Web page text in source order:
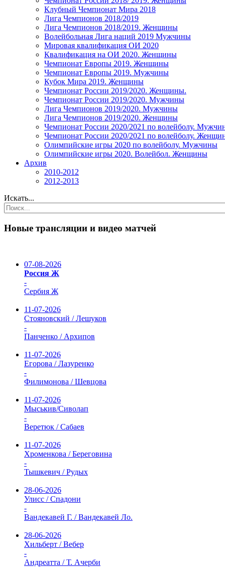
Клубный Чемпионат Мира 2018
Лига Чемпионов 2018/2019
Лига Чемпионов 2018/2019. Женщины
Волейбольная Лига наций 2019 Мужчины
Мировая квалификация ОИ 2020
Квалификация на ОИ 2020. Женщины
Чемпионат Европы 2019. Женщины
Чемпионат Европы 2019. Мужчины
Кубок Мира 2019. Женщины
Чемпионат России 2019/2020. Женщины.
Чемпионат России 2019/2020. Мужчины
Лига Чемпионов 2019/2020. Мужчины
Лига Чемпионов 2019/2020. Женщины
Чемпионат России 2020/2021 по волейболу.
Чемпионат России 2020/2021 по волейболу.
Олимпийские игры 2020 по волейболу. Мужчины
Олимпийские игры 2020. Волейбол. Женщины
Архив
2010-2012
2012-2013
Искать...
Новые трансляции и видео матчей
07-08-2026
Россия Ж
-
Сербия Ж
11-07-2026
Стояновский / Лешуков
-
Панченко / Архипов
11-07-2026
Егорова / Лазуренко
-
Филимонова / Шевцова
11-07-2026
Мыськив/Сиволап
-
Веретюк / Сабаев
11-07-2026
Хроменкова / Береговина
-
Тышкевич / Рудых
28-06-2026
Улисс / Спадони
-
Вандекавей Г. / Вандекавей Ло.
28-06-2026
Хильберт / Вебер
-
Андреатта / Т. Ачерби